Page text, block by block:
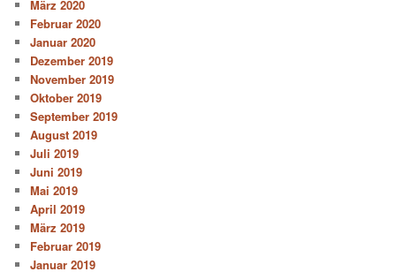
März 2020
Februar 2020
Januar 2020
Dezember 2019
November 2019
Oktober 2019
September 2019
August 2019
Juli 2019
Juni 2019
Mai 2019
April 2019
März 2019
Februar 2019
Januar 2019